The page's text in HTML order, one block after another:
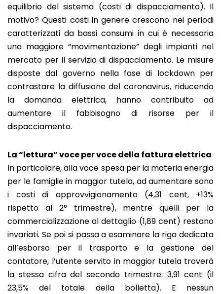
equilibrio del sistema (costi di dispacciamento). Il
motivo? Questi costi in genere crescono nei periodi
caratterizzati da bassi consumi in cui è necessaria
una maggiore “movimentazione” degli impianti nel
mercato per il servizio di dispacciamento. Le misure
disposte dal governo nella fase di lockdown per
contrastare la diffusione del coronavirus, riducendo
la domanda elettrica, hanno contribuito ad
aumentare il fabbisogno di risorse per il
dispacciamento.
La “lettura” voce per voce della fattura elettrica
In particolare, alla voce spesa per la materia energia
per le famiglie in maggior tutela, ad aumentare sono
i costi di approvvigionamento (4,31 cent, +13%
rispetto al 2° trimestre), mentre quelli per la
commercializzazione al dettaglio (1,89 cent) restano
invariati. Se poi si passa a esaminare la riga dedicata
all’esborso per il trasporto e la gestione del
contatore, l’utente servito in maggior tutela troverà
la stessa cifra del secondo trimestre: 3,91 cent (il
23,5% del totale della bolletta). E nessun